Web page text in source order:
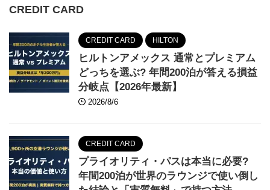
CREDIT CARD
CREDIT CARD HILTON
ヒルトンアメックス 通常とプレミアム
どっちを選ぶ? 年間200泊が答える損益
分岐点【2026年最新】
2026/8/6
CREDIT CARD
プライオリティ・パスは本当に必要?
年間200泊が世界のラウンジで使い倒し